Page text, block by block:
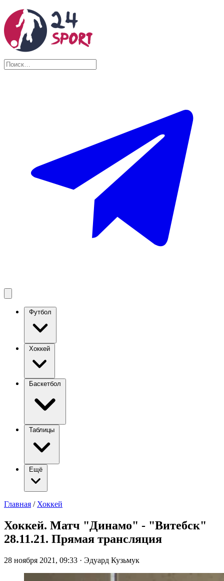
Футбол
Хоккей
Баскетбол
Таблицы
Ещё
Главная / Хоккей
Хоккей. Матч "Динамо" - "Витебск"
28.11.21. Прямая трансляция
28 ноября 2021, 09:33 · Эдуард Кузьмук